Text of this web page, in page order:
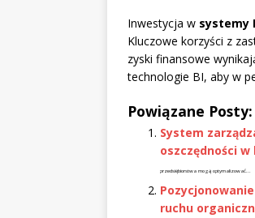
Inwestycja w systemy
Kluczowe korzyści z
zyski finansowe
technologie BI, aby w
Powiązane Posty:
System
oszczędności w
przedsiębiorstwa mogą optymalizować...
ruchu